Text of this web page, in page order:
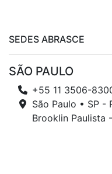
SEDES ABRASCE
SÃO PAULO
+55 11 3506-
São Paulo • SP -
Brooklin Paulista